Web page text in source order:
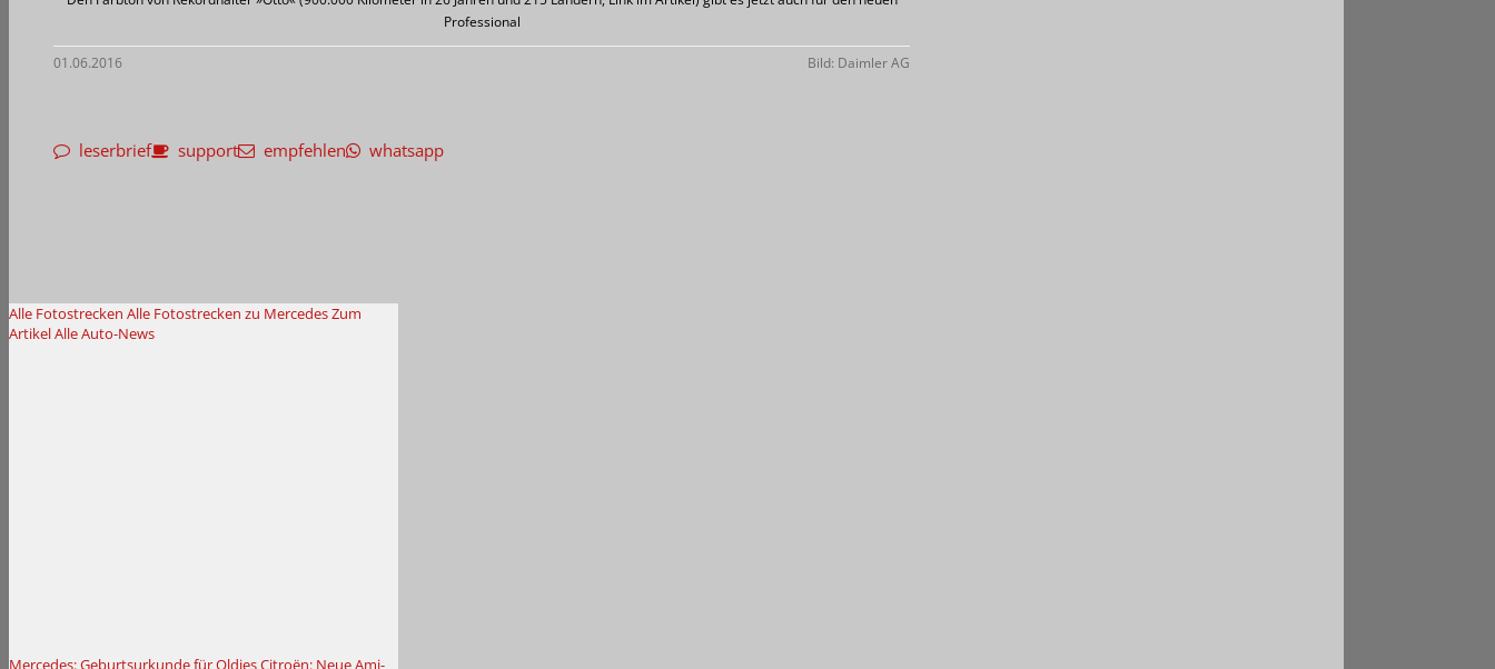
Professional
01.06.2016 Bild: Daimler AG
leserbrief support empfehlen whatsapp
Alle Fotostrecken Alle Fotostrecken zu MercedesZum
ArtikelAlle Auto-News
Mercedes: Geburtsurkunde für OldiesCitroën: Neue Ami-